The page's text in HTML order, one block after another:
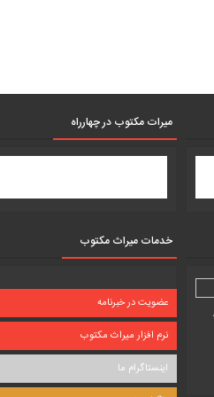
میرات مکتوب در چهارراه
خدمات میراث مکتوب
عضویت در خبرنامه
نرم افزار میراث مکتوب
اینستاگرام ما